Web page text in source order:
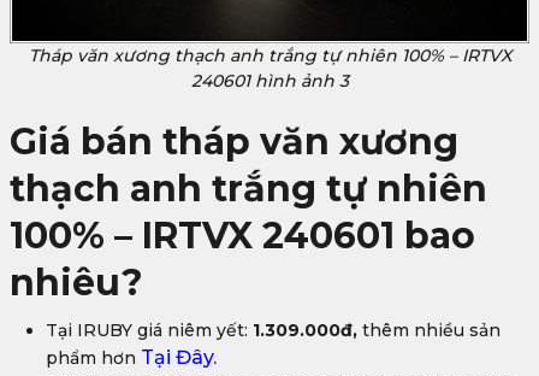
Tháp văn xương thạch anh trắng tự nhiên 100% – IRTVX
240601 hình ảnh 3
Giá bán tháp văn xương
thạch anh trắng tự nhiên
100% – IRTVX 240601 bao
nhiêu?
Tại IRUBY giá niêm yết: 1.309.000đ, thêm nhiều sản
phẩm hơn Tại Đây.